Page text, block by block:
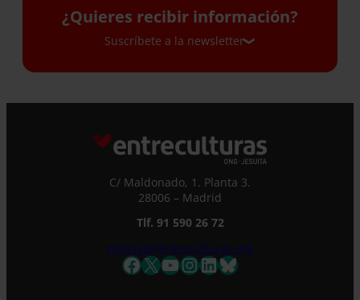
¿Quieres recibir información?
Suscríbete a la newsletter
Si quieres recibir nuestra newsletter mensual
y los correos puntuales en los que te
ofrecemos información, no dejes de completar
este formulario. Al instante, te daremos de
al tanto de todas las novedades.
C/ Maldonado, 1. Planta 3.
28006 – Madrid
Tlf. 91 590 26 72
noticias@entreculturas.org
Facebook
X YouTube
Instagram
LinkedIn
Bluesky